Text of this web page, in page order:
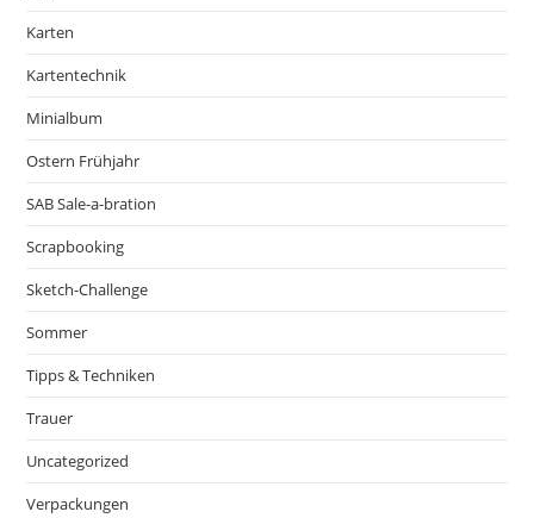
Karten
Kartentechnik
Minialbum
Ostern Frühjahr
SAB Sale-a-bration
Scrapbooking
Sketch-Challenge
Sommer
Tipps & Techniken
Trauer
Uncategorized
Verpackungen